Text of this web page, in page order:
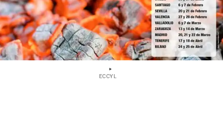
ECCYL